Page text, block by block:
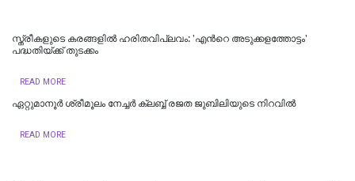
സ്ത്രീകളുടെ കരങ്ങളിൽ ഹരിതവിപ്ലവം: 'എന്‍റെ അടുക്കളത്തോട്ടം'
പദ്ധതിയ്ക്ക് തുടക്കം
READ MORE
ഏറ്റുമാനൂർ ശ്രീമൂലം നേച്ചർ ക്ലബ്ബ് രജത ജുബിലിയുടെ നിറവിൽ
READ MORE